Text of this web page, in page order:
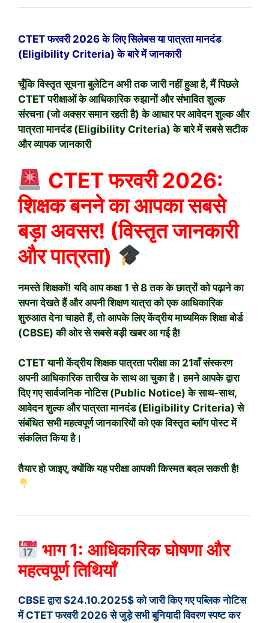
CTET फरवरी 2026 के लिए सिलेबस या पात्रता मानदंड
(Eligibility Criteria) के बारे में जानकारी
चूँकि विस्तृत सूचना बुलेटिन अभी तक जारी नहीं हुआ है, मैं पिछले
CTET परीक्षाओं के आधिकारिक रुझानों और संभावित शुल्क
संरचना (जो अक्सर समान रहती है) के आधार पर आवेदन शुल्क और
पात्रता मानदंड (Eligibility Criteria) के बारे में सबसे सटीक
और व्यापक जानकारी
CTET फरवरी 2026:
शिक्षक बनने का आपका सबसे
बड़ा अवसर! (विस्तृत जानकारी
और पात्रता)
नमस्ते शिक्षकों! यदि आप कक्षा 1 से 8 तक के छात्रों को पढ़ाने का
सपना देखते हैं और अपनी शिक्षण यात्रा को एक आधिकारिक
शुरुआत देना चाहते हैं, तो आपके लिए केंद्रीय माध्यमिक शिक्षा बोर्ड
(CBSE) की ओर से सबसे बड़ी खबर आ गई है!
CTET यानी केंद्रीय शिक्षक पात्रता परीक्षा का 21वाँ संस्करण
अपनी आधिकारिक तारीख के साथ आ चुका है। हमने आपके द्वारा
दिए गए सार्वजनिक नोटिस (Public Notice) के साथ-साथ,
आवेदन शुल्क और पात्रता मानदंड (Eligibility Criteria) से
संबंधित सभी महत्वपूर्ण जानकारियों को एक विस्तृत ब्लॉग पोस्ट में
संकलित किया है।
तैयार हो जाइए, क्योंकि यह परीक्षा आपकी किस्मत बदल सकती है!
भाग 1: आधिकारिक घोषणा और
महत्वपूर्ण तिथियाँ
CBSE द्वारा$24.10.2025$को जारी किए गए पब्लिक नोटिस
में CTET फरवरी 2026 से जुड़े सभी बुनियादी विवरण स्पष्ट कर